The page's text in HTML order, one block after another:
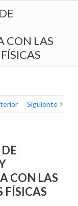
CON LAS
Siguiente
CON LAS
FÍSICAS